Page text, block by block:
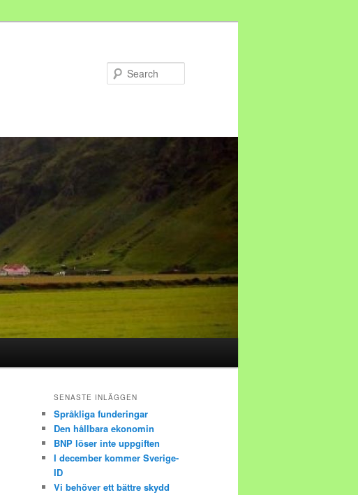
SENASTE INLÄGGEN
Språkliga funderingar
Den hållbara ekonomin
BNP löser inte uppgiften
I december kommer Sverige-
ID
Vi behöver ett bättre skydd